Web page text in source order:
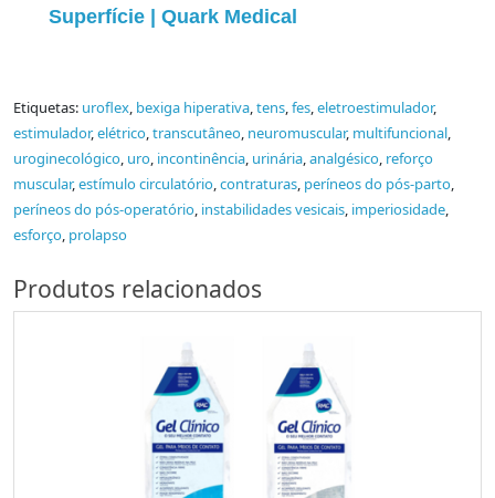
Superfície | Quark Medical
Etiquetas: uroflex, bexiga hiperativa,tens,fes,eletroestimulador,
estimulador,elétrico,transcutâneo, neuromuscular, multifuncional,
uroginecológico, uro, incontinência, urinária,analgésico, reforço
muscular,estímulo circulatório,contraturas, períneos do pós-parto,
períneos do pós-operatório, instabilidades vesicais, imperiosidade,
esforço, prolapso
Produtos relacionados